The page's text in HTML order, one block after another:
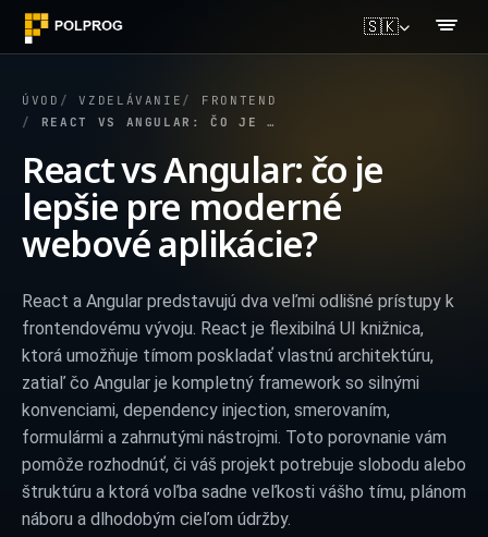
🇸🇰
ÚVOD VZDELÁVANIE
FRONTEND
REACT VS ANGULAR: ČO JE LEPŠIE PRE MODERNÉ WEBOVÉ APLIKÁCIE?
React vs Angular: čo je
lepšie pre moderné
webové aplikácie?
React a Angular predstavujú dva veľmi odlišné prístupy k
frontendovému vývoju. React je flexibilná UI knižnica,
ktorá umožňuje tímom poskladať vlastnú architektúru,
zatiaľ čo Angular je kompletný framework so silnými
konvenciami, dependency injection, smerovaním,
formulármi a zahrnutými nástrojmi. Toto porovnanie vám
pomôže rozhodnúť, či váš projekt potrebuje slobodu alebo
štruktúru a ktorá voľba sadne veľkosti vášho tímu, plánom
náboru a dlhodobým cieľom údržby.